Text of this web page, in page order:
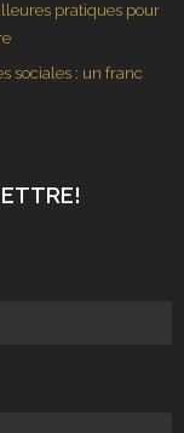
pratiques pour
sociales : un franc